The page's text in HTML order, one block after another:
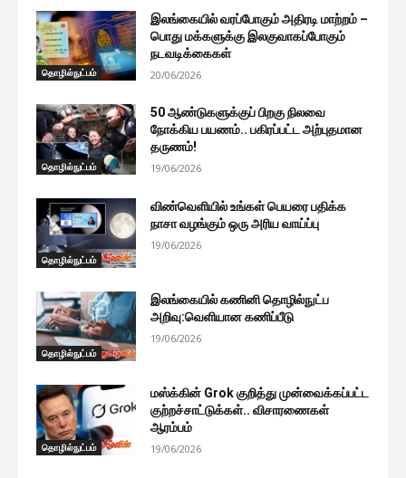
தொழில்நுட்பம்
இலங்கையில் வரப்போகும் அதிரடி மாற்றம் –
பொது மக்களுக்கு இலகுவாகப்போகும்
நடவடிக்கைகள்
20/06/2026
தொழில்நுட்பம்
50 ஆண்டுகளுக்குப் பிறகு நிலவை
நோக்கிய பயணம்.. பகிரப்பட்ட அற்புதமான
தருணம்!
19/06/2026
தொழில்நுட்பம்
விண்வெளியில் உங்கள் பெயரை பதிக்க
நாசா வழங்கும் ஒரு அரிய வாய்ப்பு
19/06/2026
தொழில்நுட்பம்
இலங்கையில் கணினி தொழில்நுட்ப
அறிவு:வெளியான கணிப்பீடு
19/06/2026
தொழில்நுட்பம்
மஸ்க்கின் Grok குறித்து முன்வைக்கப்பட்ட
குற்றச்சாட்டுக்கள்.. விசாரணைகள்
ஆரம்பம்
19/06/2026